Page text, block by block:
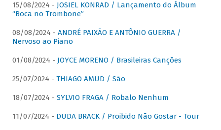
15/08/2024 - JOSIEL KONRAD / Lançamento do Álbum
“Boca no Trombone”
08/08/2024 - ANDRÉ PAIXÃO E ANTÔNIO GUERRA /
Nervoso ao Piano
01/08/2024 - JOYCE MORENO / Brasileiras Canções
25/07/2024 - THIAGO AMUD / São
18/07/2024 - SYLVIO FRAGA / Robalo Nenhum
11/07/2024 - DUDA BRACK / Proibido Não Gostar - Tour